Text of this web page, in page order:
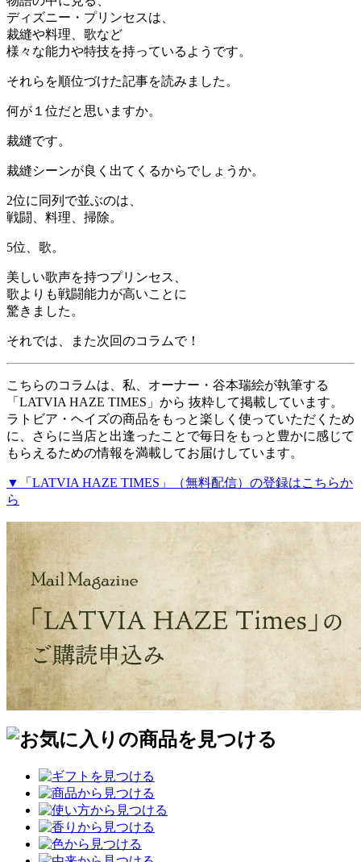
ディズニー・プリンセスは、
裁縫や料理、歌など
様々な能力や特技を持っているようです。
それらを順位づけた記事を読みました。
何が１位だと思いますか。
裁縫です。
裁縫シーンが良く出てくるからでしょうか。
2位に同列で並ぶのは、
戦闘、料理、掃除。
5位、歌。
美しい歌声を持つプリンセス、
歌よりも戦闘能力が高いことに
驚きました。
それでは、また次回のコラムで！
こちらのコラムは、私、オーナー・谷本瑞絵が執筆する
「LATVIA HAZE TIMES」から 抜粋して掲載しています。
ラトビア・ヘイズの商品をもっと楽しく使っていただくため
に、さらに当店と出逢ったことで毎日をもっと豊かに感じて
もらえるための情報を満載してお届けしています。
▼「LATVIA HAZE TIMES」（無料配信）の登録はこちらか
ら